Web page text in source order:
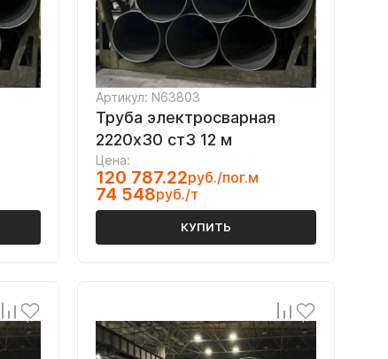
Артикул: N63803
Труба электросварная
2220х30 ст3 12 м
Цена:
120 787.22руб./пог.м
74 548руб./т
КУПИТЬ